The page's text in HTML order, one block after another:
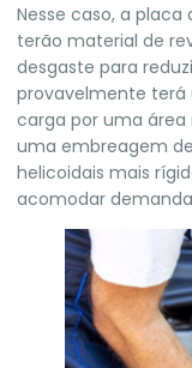
Nesse caso, a
terão material de
desgaste para
provavelmente terá
carga por uma área
uma embreagem
helicoidais mais
acomodar